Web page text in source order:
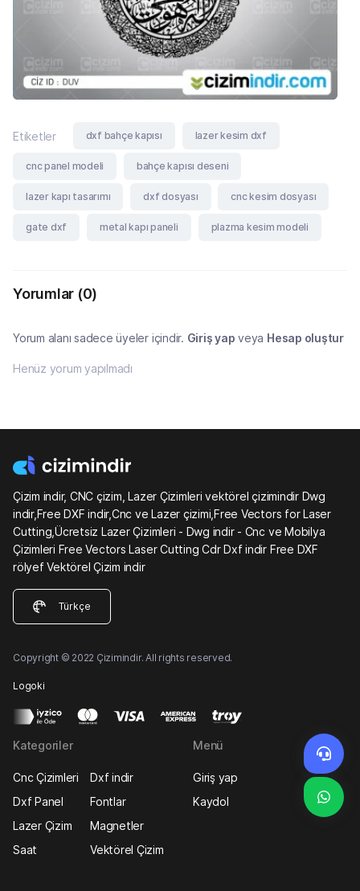
Etiketler dxf bahçe kapısı lazer kesim dxf
cnc panel modeli bahçe kapısı deseni
lazer kapı tasarımı dxf dosyası cnc kesim dosyası
gate dxf metal kapı paneli plazma kesim modeli
Yorumlar (0)
Yorum alanı sadece üyeler içindir. Giriş yap veya Hesap oluştur
Henüz yorum yapılmadı
Çizim indir, CNC çizim, Lazer Çizimleri vektörel çizimindir Dwg
indir,Free DXF indir,Cnc ve Lazer çizimi,Free Vectors for Laser
Cutting,Ücretsiz Lazer Çizimleri - Dwg indir - Cnc ve Mobilya
Çizimleri Free Vectors Laser Cutting Cdr Dxf indir Free DXF
rölyef Vektörel Çizim indir
Türkçe
Copyright © 2022 Çizimindir. All rights reserved.
Logoki
Kategoriler
Cnc Çizimleri
Dxf indir
Dxf Panel
Fontlar
Lazer Çizim
Magnetler
Saat
Vektörel Çizim
Menü
Giriş yap
Kaydol